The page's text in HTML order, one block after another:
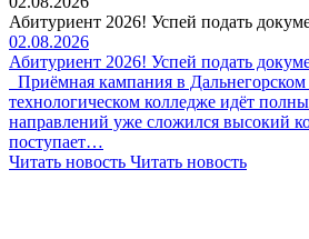
Абитуриент 2026! Успей подать
02.08.2026
Абитуриент 2026! Успей подать
Приёмная кампания в
технологическом колледже идёт
направлений уже сложился высокий
поступает…
Читать новость Читать новость